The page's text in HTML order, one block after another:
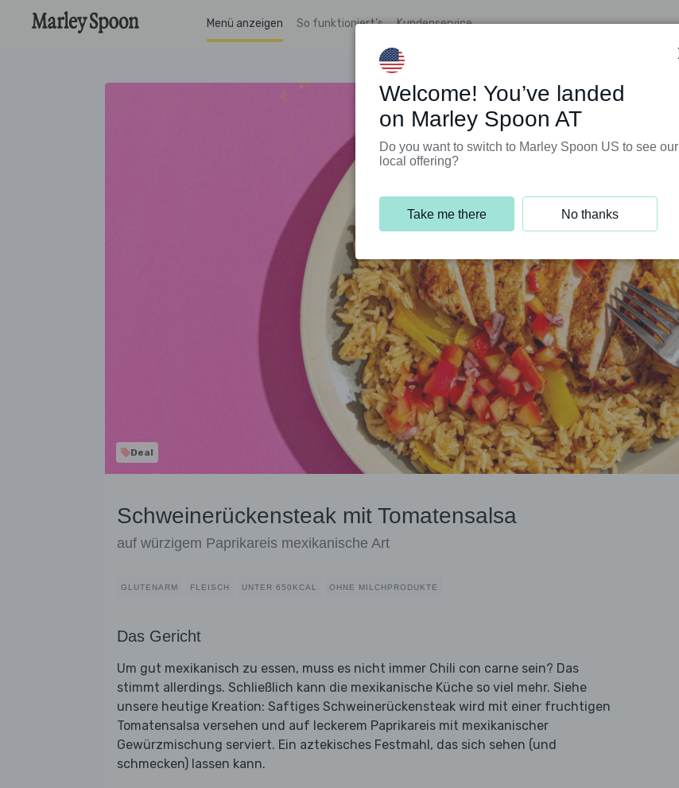
Menü anzeigen So funktioniert’s Kundenservice
Deal
Schweinerückensteak mit Tomatensalsa
auf würzigem Paprikareis mexikanische Art
GLUTENARM FLEISCH UNTER 650KCAL OHNE MILCHPRODUKTE
Das Gericht
Um gut mexikanisch zu essen, muss es nicht immer Chili con carne sein? Das
stimmt allerdings. Schließlich kann die mexikanische Küche so viel mehr. Siehe
unsere heutige Kreation: Saftiges Schweinerückensteak wird mit einer fruchtigen
Tomatensalsa versehen und auf leckerem Paprikareis mit mexikanischer
Gewürzmischung serviert. Ein aztekisches Festmahl, das sich sehen (und
schmecken) lassen kann.
Welcome! You’ve landed
on Marley Spoon AT
Do you want to switch to Marley Spoon US to see our
local offering?
Take me there No thanks